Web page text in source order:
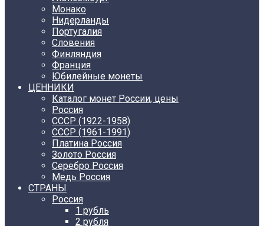
Монако
Нидерланды
Португалия
Словения
Финляндия
Франция
Юбилейные монеты
ЦЕННИКИ
Каталог монет России, цены
Россия
СССР (1922-1958)
CCCР (1961-1991)
Платина Россия
Золото Россия
Серебро Россия
Медь Россия
СТРАНЫ
Россия
1 рубль
2 рубля